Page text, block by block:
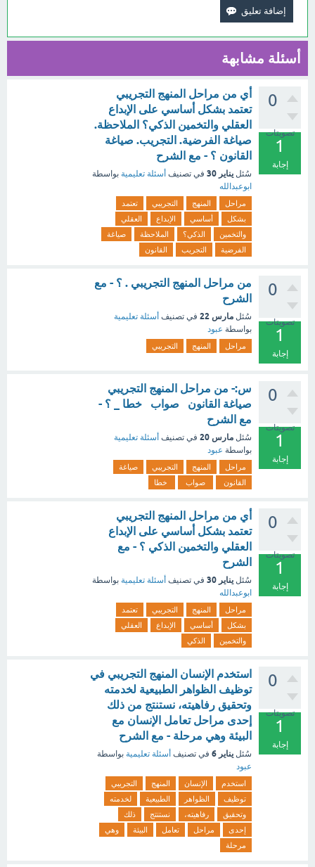
أسئلة مشابهة
0
تصويتات
1
إجابة
أي من مراحل المنهج التجريبي
تعتمد بشكل أساسي على الإبداع
العقلي والتخمين الذكي؟ الملاحظة.
صياغة الفرضية. التجريب. صياغة
القانون ؟ - مع الشرح
سُئل يناير 30 في تصنيف أسئلة تعليمية بواسطة
ابوعبدالله
مراحل المنهج التجريبي
تعتمد
بشكل
أساسي الإبداع
العقلي
والتخمين
الذكي؟ الملاحظة
صياغة
الفرضية
التجريب القانون
0
تصويتات
1
إجابة
من مراحل المنهج التجريبي . ؟ - مع
الشرح
سُئل مارس 22 في تصنيف أسئلة تعليمية
بواسطة عبود
مراحل المنهج التجريبي
0
تصويتات
1
إجابة
س:- من مراحل المنهج التجريبي
صياغة القانون صواب خطا _ ؟ -
مع الشرح
سُئل مارس 20 في تصنيف أسئلة تعليمية
بواسطة عبود
مراحل المنهج التجريبي
صياغة
القانون
صواب خطا
0
تصويتات
1
إجابة
أي من مراحل المنهج التجريبي
تعتمد بشكل أساسي على الإبداع
العقلي والتخمين الذكي ؟ - مع
الشرح
سُئل يناير 30 في تصنيف أسئلة تعليمية بواسطة
ابوعبدالله
مراحل المنهج التجريبي
تعتمد
بشكل
أساسي الإبداع
العقلي
والتخمين
الذكي
0
تصويتات
1
إجابة
استخدم الإنسان المنهج التجريبي في
توظيف الظواهر الطبيعية لخدمته
وتحقيق رفاهيته، نستنتج من ذلك
إحدى مراحل تعامل الإنسان مع
البيئة وهي مرحلة - مع الشرح
سُئل يناير 6 في تصنيف أسئلة تعليمية بواسطة
عبود
استخدم الإنسان المنهج
التجريبي
توظيف
الظواهر الطبيعية
لخدمته
وتحقيق
رفاهيته، نستنتج
ذلك
إحدى
مراحل تعامل البيئة
وهي
مرحلة